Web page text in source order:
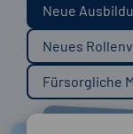
Neue
Neues
Fürsorgliche